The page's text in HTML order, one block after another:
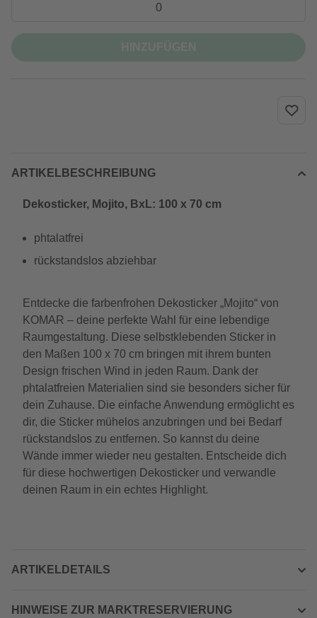
ARTIKELBESCHREIBUNG
Dekosticker, Mojito, BxL: 100 x 70 cm
phtalatfrei
rückstandslos abziehbar
Entdecke die farbenfrohen Dekosticker „Mojito“ von
KOMAR – deine perfekte Wahl für eine lebendige
Raumgestaltung. Diese selbstklebenden Sticker in
den Maßen 100 x 70 cm bringen mit ihrem bunten
Design frischen Wind in jeden Raum. Dank der
phtalatfreien Materialien sind sie besonders sicher für
dein Zuhause. Die einfache Anwendung ermöglicht es
dir, die Sticker mühelos anzubringen und bei Bedarf
rückstandslos zu entfernen. So kannst du deine
Wände immer wieder neu gestalten. Entscheide dich
für diese hochwertigen Dekosticker und verwandle
deinen Raum in ein echtes Highlight.
ARTIKELDETAILS
HINWEISE ZUR MARKTRESERVIERUNG